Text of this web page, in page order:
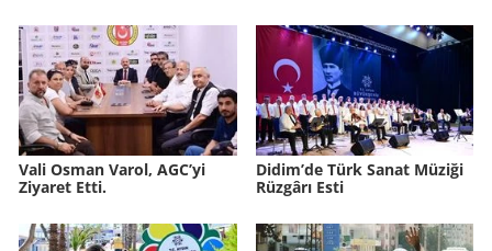
Vali Osman Varol, AGC’yi
Ziyaret Etti.
Didim’de Türk Sanat Mü­zi­ği
Rüz­gâ­rı Esti